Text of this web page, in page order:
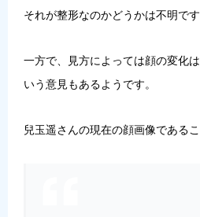
それが整形なのかどうかは不明です
一方で、見方によっては顔の変化
いう意見もあるようです。
兒玉遥さんの現在の顔画像である